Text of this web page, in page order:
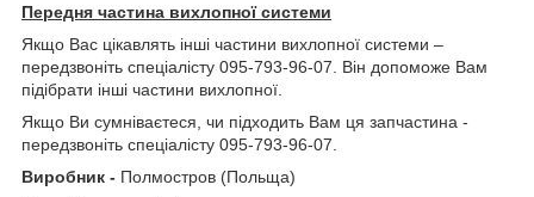
Передня частина вихлопної системи
Якщо Вас цікавлять інші частини вихлопної системи –
передзвоніть спеціалісту 095-793-96-07. Він допоможе Вам
підібрати інші частини вихлопної.
Якщо Ви сумніваєтеся, чи підходить Вам ця запчастина -
передзвоніть спеціалісту 095-793-96-07.
Виробник - Полмостров (Польща)